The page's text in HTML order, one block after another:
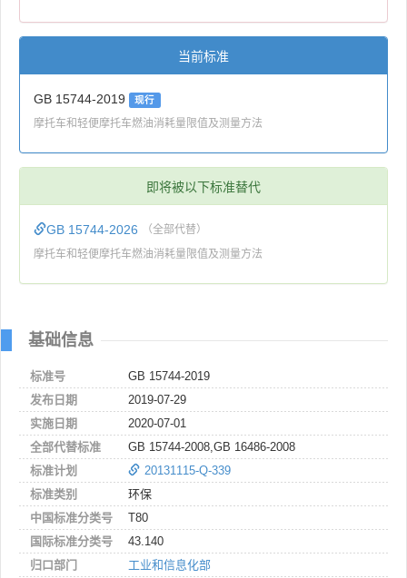
当前标准
GB 15744-2019 现行
摩托车和轻便摩托车燃油消耗量限值及测量方法
即将被以下标准替代
GB 15744-2026 （全部代替）
摩托车和轻便摩托车燃油消耗量限值及测量方法
基础信息
标准号
GB 15744-2019
发布日期
2019-07-29
实施日期
2020-07-01
全部代替标准
GB 15744-2008,GB 16486-2008
标准计划
20131115-Q-339
标准类别
环保
中国标准分类号
T80
国际标准分类号
43.140
归口部门
工业和信息化部